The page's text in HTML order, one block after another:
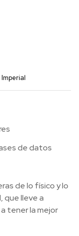
de datos
de lo físico y lo
que lleve a
tener la mejor